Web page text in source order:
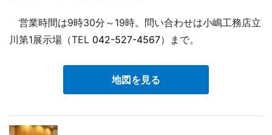
営業時間は9時30分～19時。問い合わせは小嶋工務店立
川第1展示場（TEL 042-527-4567）まで。
地図を見る